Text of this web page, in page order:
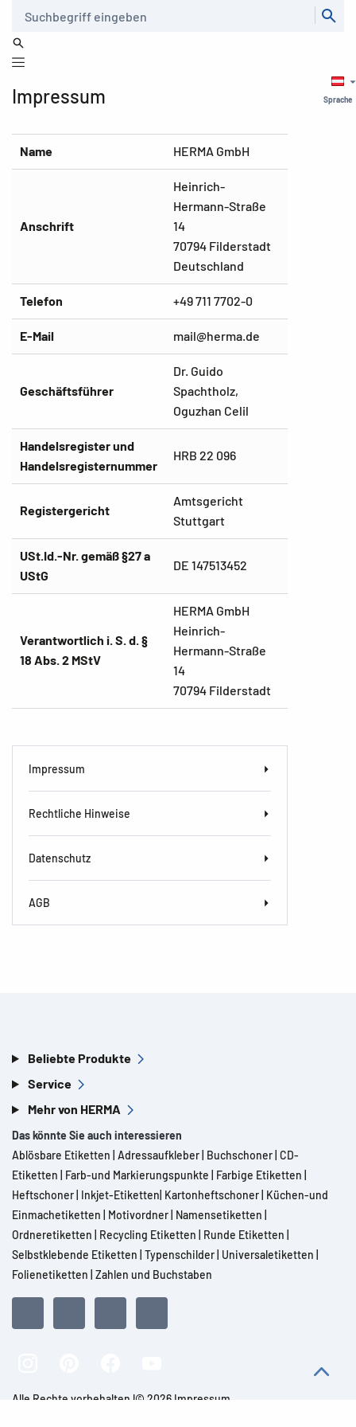
Sprache
Impressum
Name HERMA GmbH
Anschrift
Heinrich-
Hermann-Straße
14
70794 Filderstadt
Deutschland
Telefon +49 711 7702-0
E-Mail mail@herma.de
Geschäftsführer
Dr. Guido
Spachtholz,
Oguzhan Celil
Handelsregister und
Handelsregisternummer
HRB 22 096
Registergericht
Amtsgericht
Stuttgart
USt.Id.-Nr. gemäß §27 a
UStG
DE 147513452
Verantwortlich i. S. d. §
18 Abs. 2 MStV
HERMA GmbH
Heinrich-
Hermann-Straße
14
70794 Filderstadt
Impressum
Rechtliche Hinweise
Datenschutz
AGB
Beliebte Produkte
Service
Mehr von HERMA
Das könnte Sie auch interessieren
Ablösbare Etiketten Adressaufkleber Buchschoner CD-
Etiketten
Farb-und Markierungspunkte Farbige Etiketten
Heftschoner Inkjet-Etiketten Kartonheftschoner Küchen-und
Einmachetiketten
Motivordner Namensetiketten
Ordneretiketten
Recycling Etiketten Runde Etiketten
Selbstklebende Etiketten Typenschilder Universaletiketten
Folienetiketten Zahlen und Buchstaben
Alle Rechte vorbehalten l© 2026 Impressum